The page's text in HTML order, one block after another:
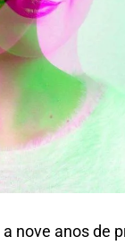
nove anos de